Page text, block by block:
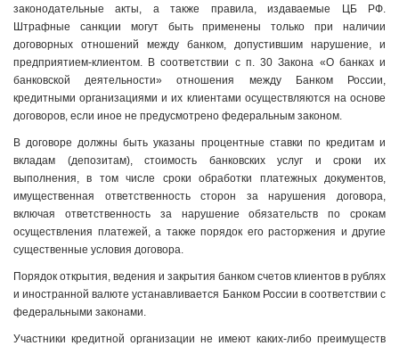
законодательные акты, а также правила, издаваемые ЦБ РФ.
Штрафные санкции могут быть применены только при наличии
договорных отношений между банком, допустившим нарушение, и
предприятием-клиентом. В соответствии с п. 30 Закона «О банках и
банковской деятельности» отношения между Банком России,
кредитными организациями и их клиентами осуществляются на основе
договоров, если иное не предусмотрено федеральным законом.
В договоре должны быть указаны процентные ставки по кредитам и
вкладам (депозитам), стоимость банковских услуг и сроки их
выполнения, в том числе сроки обработки платежных документов,
имущественная ответственность сторон за нарушения договора,
включая ответственность за нарушение обязательств по срокам
осуществления платежей, а также порядок его расторжения и другие
существенные условия договора.
Порядок открытия, ведения и закрытия банком счетов клиентов в рублях
и иностранной валюте устанавливается Банком России в соответствии с
федеральными законами.
Участники кредитной организации не имеют каких-либо преимуществ